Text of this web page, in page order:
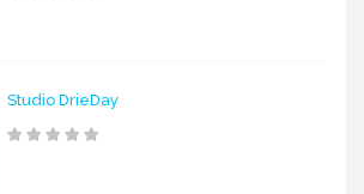
Studio DrieDay